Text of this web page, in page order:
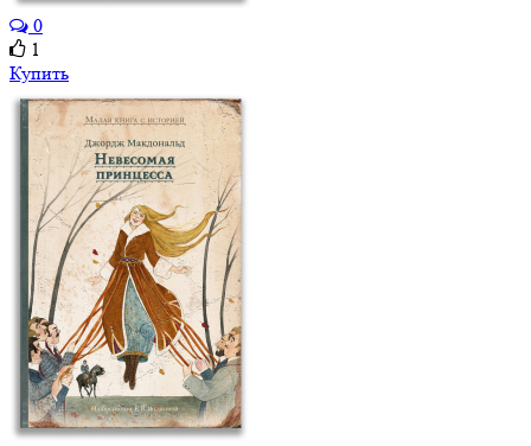
0
1
Купить